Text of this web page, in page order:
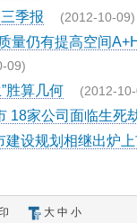
季报 (2012-10-09)
量仍有提高空间
09)
胜算几何 (2012-
18家公司面临生死
建设规划相继出炉
大 中 小